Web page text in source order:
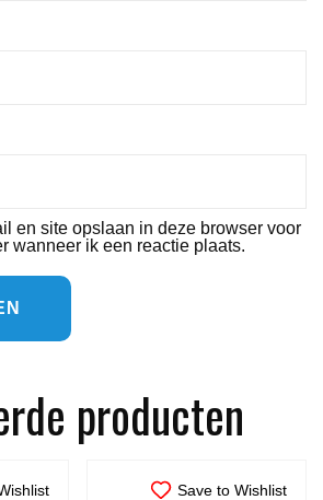
en site opslaan in deze browser voor
wanneer ik een reactie plaats.
producten
Save to Wishlist